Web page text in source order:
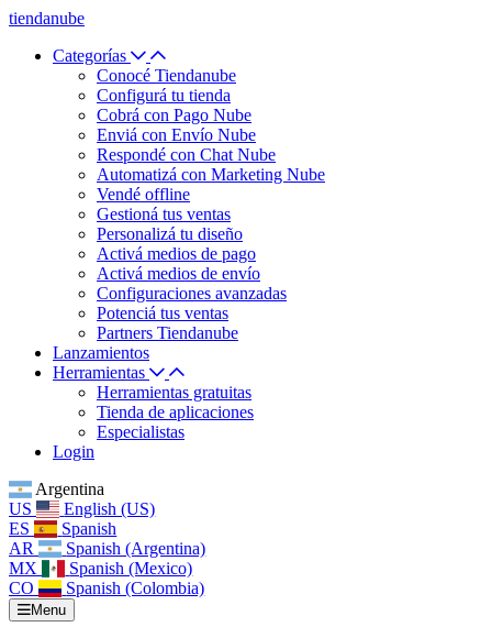
tiendanube
Categorías
Conocé Tiendanube
Configurá tu tienda
Cobrá con Pago Nube
Enviá con Envío Nube
Respondé con Chat Nube
Automatizá con Marketing Nube
Vendé offline
Gestioná tus ventas
Personalizá tu diseño
Activá medios de pago
Activá medios de envío
Configuraciones avanzadas
Potenciá tus ventas
Partners Tiendanube
Lanzamientos
Herramientas
Herramientas gratuitas
Tienda de aplicaciones
Especialistas
Login
Argentina
US
English (US)
ES
Spanish
AR
Spanish (Argentina)
MX
Spanish (Mexico)
CO
Spanish (Colombia)
Menu